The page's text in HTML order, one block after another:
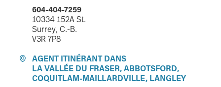
604-404-7259
10334 152A St.
Surrey, C.-B.
V3R 7P8

AGENT ITINÉRANT DANS
LA VALLÉE DU FRASER, ABBOTSFORD,
COQUITLAM-MAILLARDVILLE, LANGLEY